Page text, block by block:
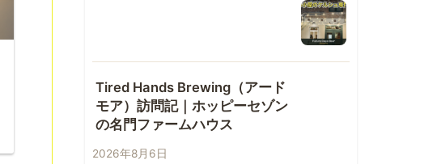
Tired Hands Brewing（アード
モア）訪問記｜ホッピーセゾン
の名門ファームハウス
2026年8月6日